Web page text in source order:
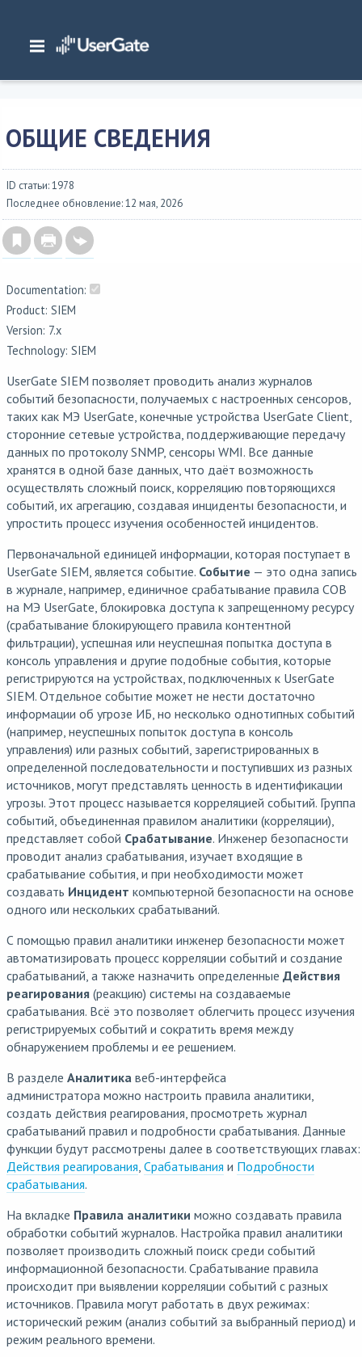
Главная/ Документация/SIEM/
UserGate SIEM 7.x Руководство администратора
ОБЩИЕ СВЕДЕНИЯ
ID статьи: 1978
Последнее обновление: 12 мая, 2026
Documentation:
Product: SIEM
Version: 7.x
Technology: SIEM
UserGate SIEM позволяет проводить анализ журналов
событий безопасности, получаемых с настроенных сенсоров,
таких как МЭ UserGate, конечные устройства UserGate Client,
сторонние сетевые устройства, поддерживающие передачу
данных по протоколу SNMP, сенсоры WMI. Все данные
хранятся в одной базе данных, что даёт возможность
осуществлять сложный поиск, корреляцию повторяющихся
событий, их агрегацию, создавая инциденты безопасности, и
упростить процесс изучения особенностей инцидентов.
Первоначальной единицей информации, которая поступает в
UserGate SIEM, является событие. Событие — это одна запись
в журнале, например, единичное срабатывание правила СОВ
на МЭ UserGate, блокировка доступа к запрещенному ресурсу
(срабатывание блокирующего правила контентной
фильтрации), успешная или неуспешная попытка доступа в
консоль управления и другие подобные события, которые
регистрируются на устройствах, подключенных к UserGate
SIEM. Отдельное событие может не нести достаточно
информации об угрозе ИБ, но несколько однотипных событий
(например, неуспешных попыток доступа в консоль
управления) или разных событий, зарегистрированных в
определенной последовательности и поступивших из разных
источников, могут представлять ценность в идентификации
угрозы. Этот процесс называется корреляцией событий. Группа
событий, объединенная правилом аналитики (корреляции),
представляет собой Срабатывание. Инженер безопасности
проводит анализ срабатывания, изучает входящие в
срабатывание события, и при необходимости может
создавать Инцидент компьютерной безопасности на основе
одного или нескольких срабатываний.
С помощью правил аналитики инженер безопасности может
автоматизировать процесс корреляции событий и создание
срабатываний, а также назначить определенные Действия
реагирования (реакцию) системы на создаваемые
срабатывания. Всё это позволяет облегчить процесс изучения
регистрируемых событий и сократить время между
обнаружением проблемы и ее решением.
В разделе Аналитика веб-интерфейса
администратора можно настроить правила аналитики,
создать действия реагирования, просмотреть журнал
срабатываний правил и подробности срабатывания. Данные
функции будут рассмотрены далее в соответствующих главах:
Действия реагирования, Срабатывания и Подробности
срабатывания.
На вкладке Правила аналитики можно создавать правила
обработки событий журналов. Настройка правил аналитики
позволяет производить сложный поиск среди событий
информационной безопасности. Срабатывание правила
происходит при выявлении корреляции событий с разных
источников. Правила могут работать в двух режимах:
исторический режим (анализ событий за выбранный период) и
режим реального времени.